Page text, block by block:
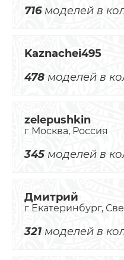
716моделей в
Kaznachei495
478 моделей в
zelepushkin
г Москва, Россия
345 моделей в
Дмитрий
г Екатеринбург,
321 моделей в